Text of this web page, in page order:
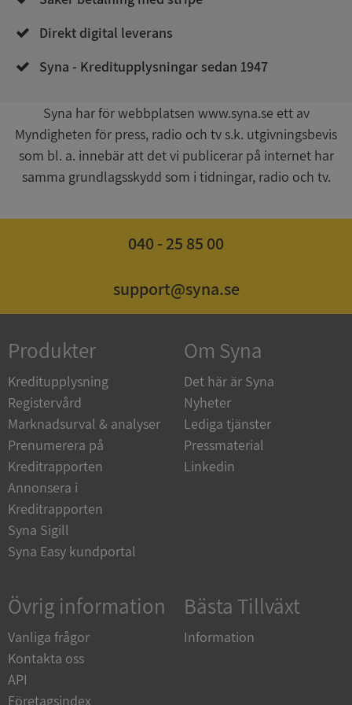
Direkt digital leverans
Syna - Kreditupplysningar sedan 1947
Syna har för webbplatsen www.syna.se ett av
Myndigheten för press, radio och tv s.k. utgivningsbevis
som bl. a. innebär att det vi publicerar på internet har
samma grundlagsskydd som i tidningar, radio och tv.
040 - 25 85 00
support@syna.se
Produkter
Kreditupplysning
Registervård
Marknadsurval & analyser
Prenumerera på
Kreditrapporten
Annonsera i
Kreditrapporten
Syna Sigill
Syna Easy kundportal
Om Syna
Det här är Syna
Nyheter
Lediga tjänster
Pressmaterial
Linkedin
Övrig information
Vanliga frågor
Kontakta oss
API
Företagsindex
Bästa Tillväxt
Information
VISITOR_PRIVACY_METADATA
YouTube
.youtube.com
5 månader
4 veckor
Corporation
de.syna.se
ARRAffinity
Corporation
__RequestVerificationToken
Microsoft
Corporation
Google
Privacy Policy